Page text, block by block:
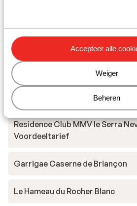
Accepteer alle
Weiger
Beheren
Skimateriaal
Andere
Chevalier Vallée
Residence Club MMV le Serra Neva
Residence Club MMV le Serra
Voordeeltarief
Garrigae Caserne de Briançon
Le Hameau du Rocher Blanc